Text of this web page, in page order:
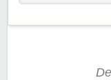
Viel Spaß beim